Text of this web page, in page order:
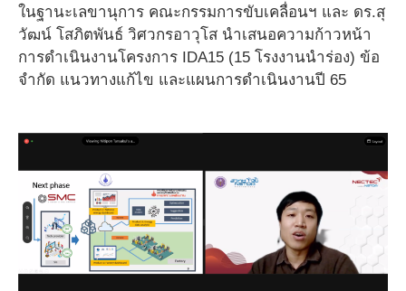
ในฐานะเลขานุการ คณะกรรมการขับเคลื่อนฯ และ ดร.สุ
วัฒน์ โสภิตพันธ์ วิศวกรอาวุโส นำเสนอความก้าวหน้า
การดำเนินงานโครงการ IDA15 (15 โรงงานนำร่อง) ข้อ
จำกัด แนวทางแก้ไข และแผนการดำเนินงานปี 65